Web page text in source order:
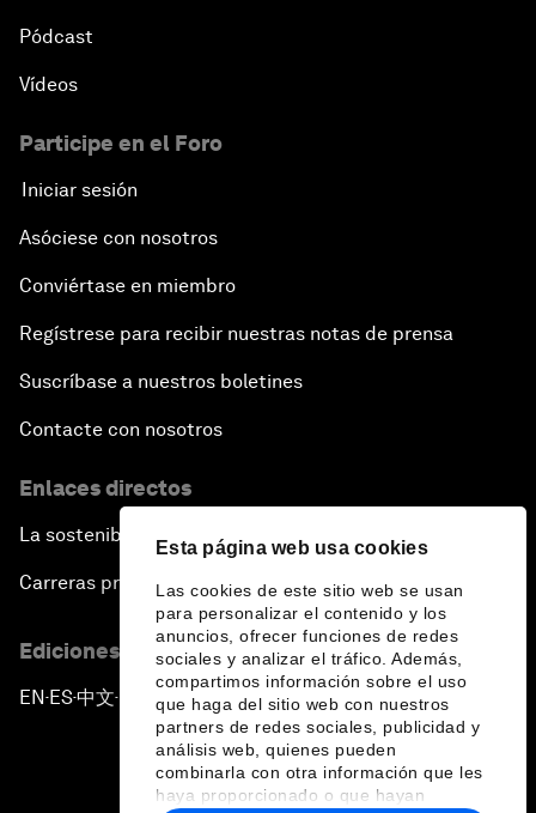
Esta página web usa cookies
Las cookies de este sitio web se usan
para personalizar el contenido y los
anuncios, ofrecer funciones de redes
sociales y analizar el tráfico. Además,
compartimos información sobre el uso
que haga del sitio web con nuestros
partners de redes sociales, publicidad y
análisis web, quienes pueden
combinarla con otra información que les
haya proporcionado o que hayan
Pódcast
Vídeos
Participe en el Foro
Iniciar sesión
Asóciese con nosotros
Conviértase en miembro
Regístrese para recibir nuestras notas de prensa
Suscríbase a nuestros boletines
Contacte con nosotros
Enlaces directos
La sostenibilidad en el Foro
Carreras profesionales
Ediciones en otros idiomas
EN ▪ES▪中文▪ 日本語